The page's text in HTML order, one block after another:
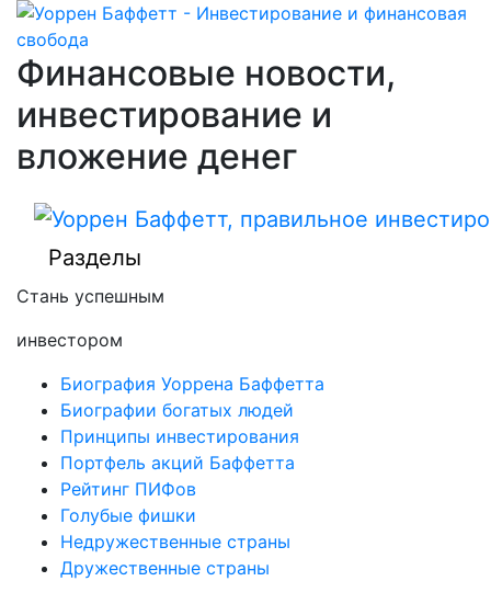
Финансовые новости,
инвестирование и
вложение денег
Разделы
Стань успешным
инвестором
Биография Уоррена Баффетта
Биографии богатых людей
Принципы инвестирования
Портфель акций Баффетта
Рейтинг ПИФов
Голубые фишки
Недружественные страны
Дружественные страны